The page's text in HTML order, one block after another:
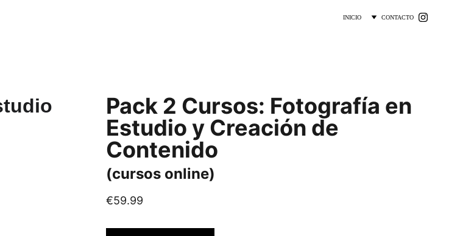
INICIO CONTACTO
Pack 2 Cursos: Fotografía en
Estudio y Creación de
Contenido
(cursos online)
€59.99